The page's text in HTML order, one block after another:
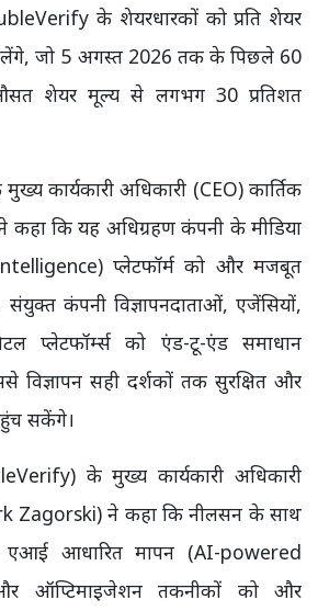
के शेयरधारकों को प्रति शेयर
जो 5 अगस्त 2026 तक के पिछले 60
औसत शेयर मूल्य से लगभग 30 प्रतिशत
कार्यकारी अधिकारी (CEO) कार्तिक
कहा कि यह अधिग्रहण कंपनी के मीडिया
प्लेटफॉर्म को और मजबूत
कंपनी विज्ञापनदाताओं, एजेंसियों,
प्लेटफॉर्म्स को एंड-टू-एंड समाधान
विज्ञापन सही दर्शकों तक सुरक्षित और
सकेंगे।
के मुख्य कार्यकारी अधिकारी
Zagorski) ने कहा कि नीलसन के साथ
आधारित मापन (AI-powered
ऑप्टिमाइजेशन तकनीकों को और